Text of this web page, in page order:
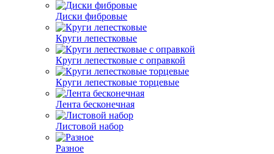
Диски фибровые
Круги лепестковые
Круги лепестковые с оправкой
Круги лепестковые торцевые
Лента бесконечная
Листовой набор
Разное